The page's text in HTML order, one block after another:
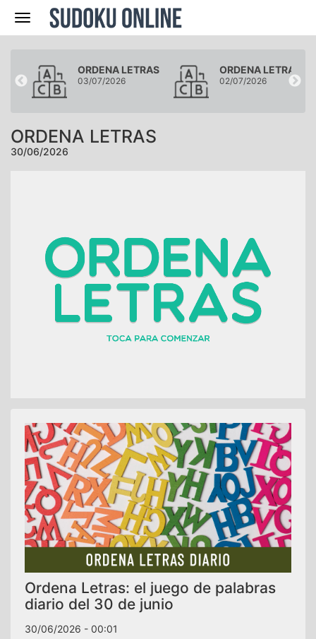
Navegación
ORDENA LETRAS
03/07/2026
ORDENA LETRAS
02/07/2026
ORDENA LETRAS
30/06/2026
Ordena Letras: el juego de palabras
diario del 30 de junio
30/06/2026 - 00:01